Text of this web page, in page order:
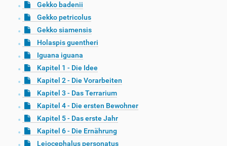
Gekko badenii
Gekko petricolus
Gekko siamensis
Holaspis guentheri
Iguana iguana
Kapitel 1 - Die Idee
Kapitel 2 - Die Vorarbeiten
Kapitel 3 - Das Terrarium
Kapitel 4 - Die ersten Bewohner
Kapitel 5 - Das erste Jahr
Kapitel 6 - Die Ernährung
Leiocephalus personatus